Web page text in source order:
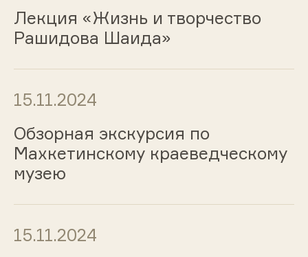
Лекция «Жизнь и творчество
Рашидова Шаида»
15.11.2024
Обзорная экскурсия по
Махкетинскому краеведческому
музею
15.11.2024